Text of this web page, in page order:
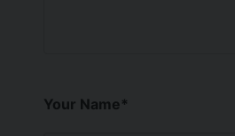
Your Name*